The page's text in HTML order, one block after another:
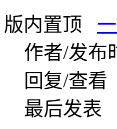
版内置顶
作者/发布
回复/查看
最后发表